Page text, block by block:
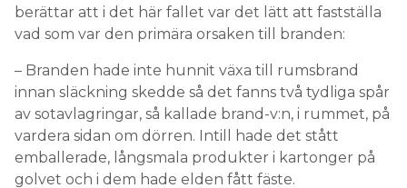
berättar att i det här fallet var det lätt att fastställa
vad som var den primära orsaken till branden:
– Branden hade inte hunnit växa till rumsbrand
innan släckning skedde så det fanns två tydliga spår
av sotavlagringar, så kallade brand-v:n, i rummet, på
vardera sidan om dörren. Intill hade det stått
emballerade, långsmala produkter i kartonger på
golvet och i dem hade elden fått fäste.